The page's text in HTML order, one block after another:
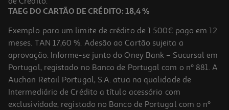
TAEG DO CARTÃO DE CRÉDITO: 18,4 %
Exemplo para um limite de crédito de 1.500€ pago em 12
meses. TAN 17,60 %. Adesão ao Cartão sujeita a
aprovação. Informe-se junto do Oney Bank – Sucursal em
Portugal, registado no Banco de Portugal com o nº 881. A
Auchan Retail Portugal, S.A. atua na qualidade de
Intermediário de Crédito a título acessório com
exclusividade, registado no Banco de Portugal com o nº